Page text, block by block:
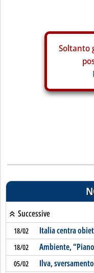
Soltanto
Successive
18/02 Italia centra
18/02 Ambiente,
05/02 Ilva,